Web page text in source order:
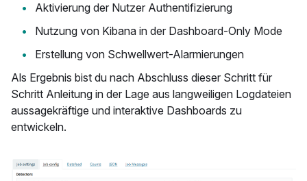
Aktivierung der Nutzer Authentifizierung
Nutzung von Kibana in der Dashboard-Only Mode
Erstellung von Schwellwert-Alarmierungen
Als Ergebnis bist du nach Abschluss dieser Schritt für
Schritt Anleitung in der Lage aus langweiligen Logdateien
aussagekräftige und interaktive Dashboards zu
entwickeln.